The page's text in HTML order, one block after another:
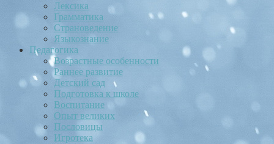
Лексика
Грамматика
Страноведение
Языкознание
Педагогика
Возрастные особенности
Раннее развитие
Детский сад
Подготовка к школе
Воспитание
Опыт великих
Пословицы
Игротека